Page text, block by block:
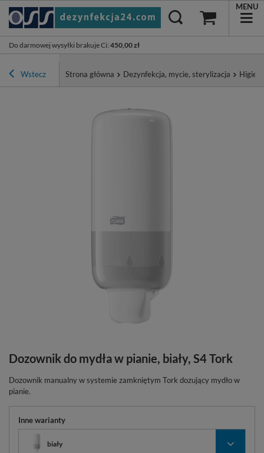
Do darmowej wysyłki brakuje Ci: 450,00 zł
MENU
Wstecz Strona główna Dezynfekcja, mycie, sterylizacja
Dozownik do mydła w pianie, biały, S4 Tork
Dozownik manualny w systemie zamkniętym Tork dozujący mydło w
pianie.
Inne warianty
biały